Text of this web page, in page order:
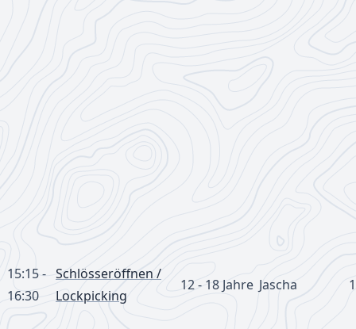
15:15 -
16:30
Schlösseröffnen /
Lockpicking
12 - 18 Jahre Jascha